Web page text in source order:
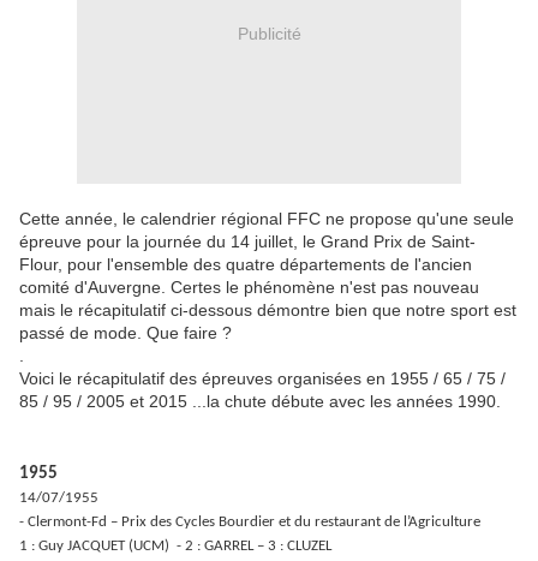
Publicité
Cette année, le calendrier régional FFC ne propose qu'une seule
épreuve pour la journée du 14 juillet, le Grand Prix de Saint-
Flour, pour l'ensemble des quatre départements de l'ancien
comité d'Auvergne. Certes le phénomène n'est pas nouveau
mais le récapitulatif ci-dessous démontre bien que notre sport est
passé de mode. Que faire ?
Voici le récapitulatif des épreuves organisées en 1955 / 65 / 75 /
85 / 95 / 2005 et 2015 ...la chute débute avec les années 1990.
1955
14/07/1955
- Clermont-Fd – Prix des Cycles Bourdier et du restaurant de l’Agriculture
1 : Guy JACQUET (UCM) - 2 : GARREL – 3 : CLUZEL